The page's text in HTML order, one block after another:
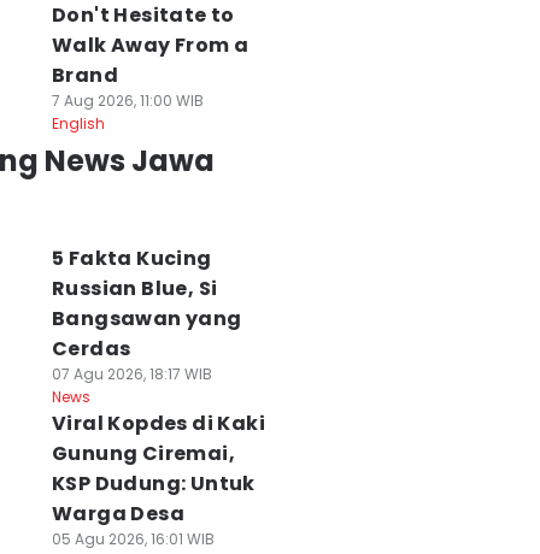
Don't Hesitate to
Walk Away From a
Brand
7 Aug 2026, 11:00 WIB
English
News Jawa
5 Fakta Kucing
Russian Blue, Si
Bangsawan yang
Cerdas
07 Agu 2026, 18:17 WIB
News
Viral Kopdes di Kaki
Gunung Ciremai,
KSP Dudung: Untuk
Warga Desa
05 Agu 2026, 16:01 WIB